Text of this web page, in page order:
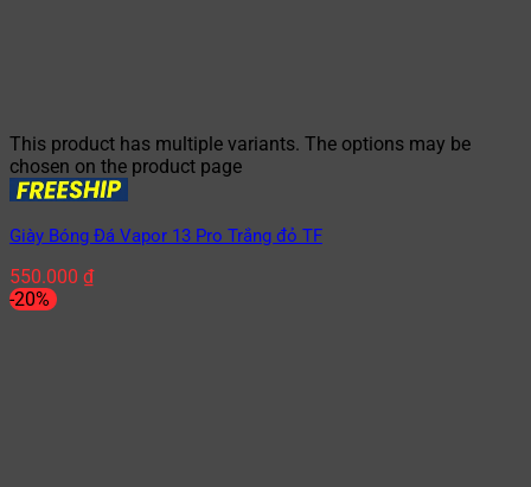
This product has multiple variants. The options may be
chosen on the product page
Giày Bóng Đá Vapor 13 Pro Trắng đỏ TF
550.000 ₫
-20%